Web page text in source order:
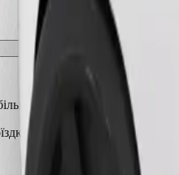
простором для ніг та